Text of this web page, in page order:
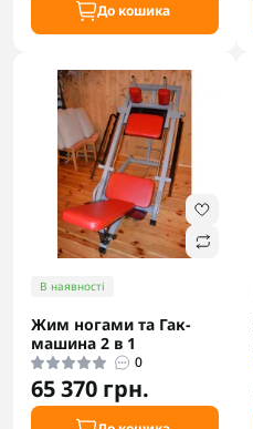
До кошика
В наявності
Жим ногами та Гак-
машина 2 в 1
0
65 370 грн.